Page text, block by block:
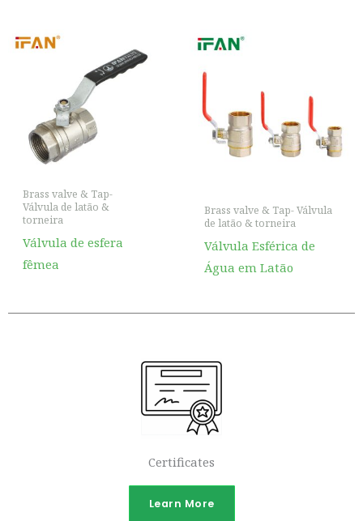
Brass valve & Tap-
Válvula de latão &
torneira
Válvula de esfera
fêmea
Brass valve & Tap- Válvula
de latão & torneira
Válvula Esférica de
Água em Latão
Certificates
Learn More